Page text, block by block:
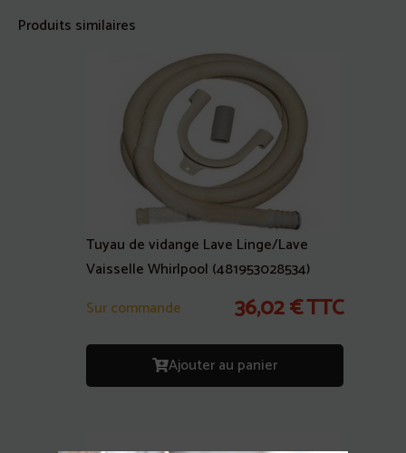
Produits similaires
Tuyau de vidange Lave Linge/Lave
Vaisselle Whirlpool (481953028534)
Sur commande
36,02€TTC
Ajouter au panier